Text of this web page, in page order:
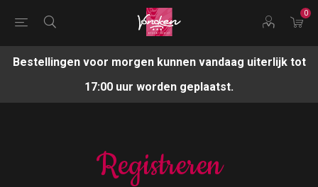
0
Bestellingen voor morgen kunnen vandaag uiterlijk tot
17:00 uur worden geplaatst.
Registreren